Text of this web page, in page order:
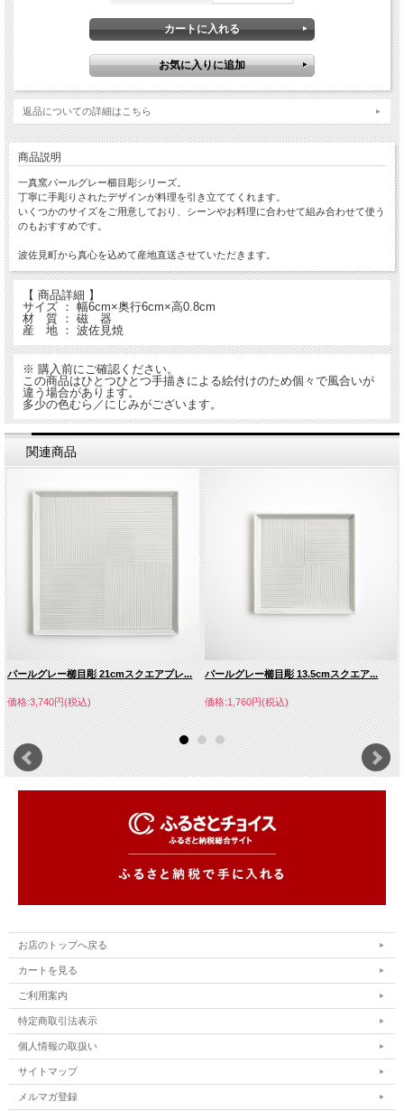
返品についての詳細はこちら
商品説明
一真窯パールグレー櫛目彫シリーズ。
丁寧に手彫りされたデザインが料理を引き立ててくれます。
いくつかのサイズをご用意しており、シーンやお料理に合わせて組み合わせて使う
のもおすすめです。
波佐見町から真心を込めて産地直送させていただきます。
【 商品詳細 】
サイズ ： 幅6cm×奥行6cm×高0.8cm
材 質 ： 磁 器
産 地 ： 波佐見焼
※ 購入前にご確認ください。
この商品はひとつひとつ手描きによる絵付けのため個々で風合いが
違う場合があります。
多少の色むら／にじみがございます。
関連商品
パールグレー櫛目彫 21cmスクエアプレ...
価格:3,740円(税込)
パールグレー櫛目彫 13.5cmスクエア...
価格:1,760円(税込)
お店のトップへ戻る
カートを見る
ご利用案内
特定商取引法表示
個人情報の取扱い
サイトマップ
メルマガ登録